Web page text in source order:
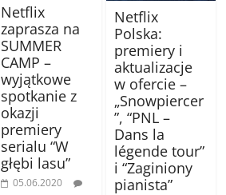
Netflix
zaprasza na
SUMMER
CAMP –
wyjątkowe
spotkanie z
okazji
premiery
serialu “W
głębi lasu”
05.06.2020
Netflix
Polska:
premiery i
aktualizacje
w ofercie –
„Snowpiercer
”, “PNL –
Dans la
légende tour”
i “Zaginiony
pianista”